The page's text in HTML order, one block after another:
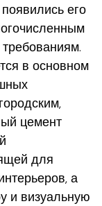
его
в основном
цемент
для
а
и визуальную